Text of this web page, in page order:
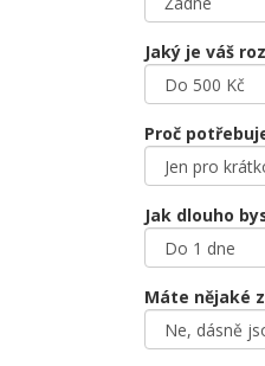
Jaký je váš
Proč
Jak dlouho
Máte nějaké